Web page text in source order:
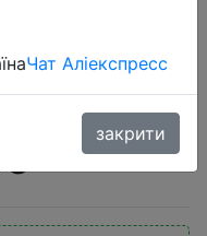
router
Чат Аліекспресс
закрити